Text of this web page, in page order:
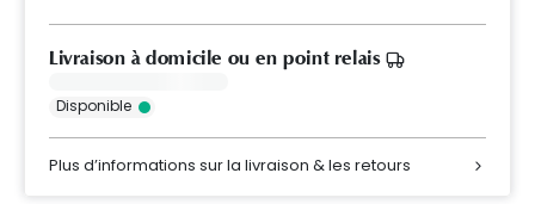
Livraison à domicile ou en point relais
Disponible
Plus d’informations sur la livraison & les retours